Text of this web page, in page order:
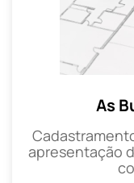
As
apresentação